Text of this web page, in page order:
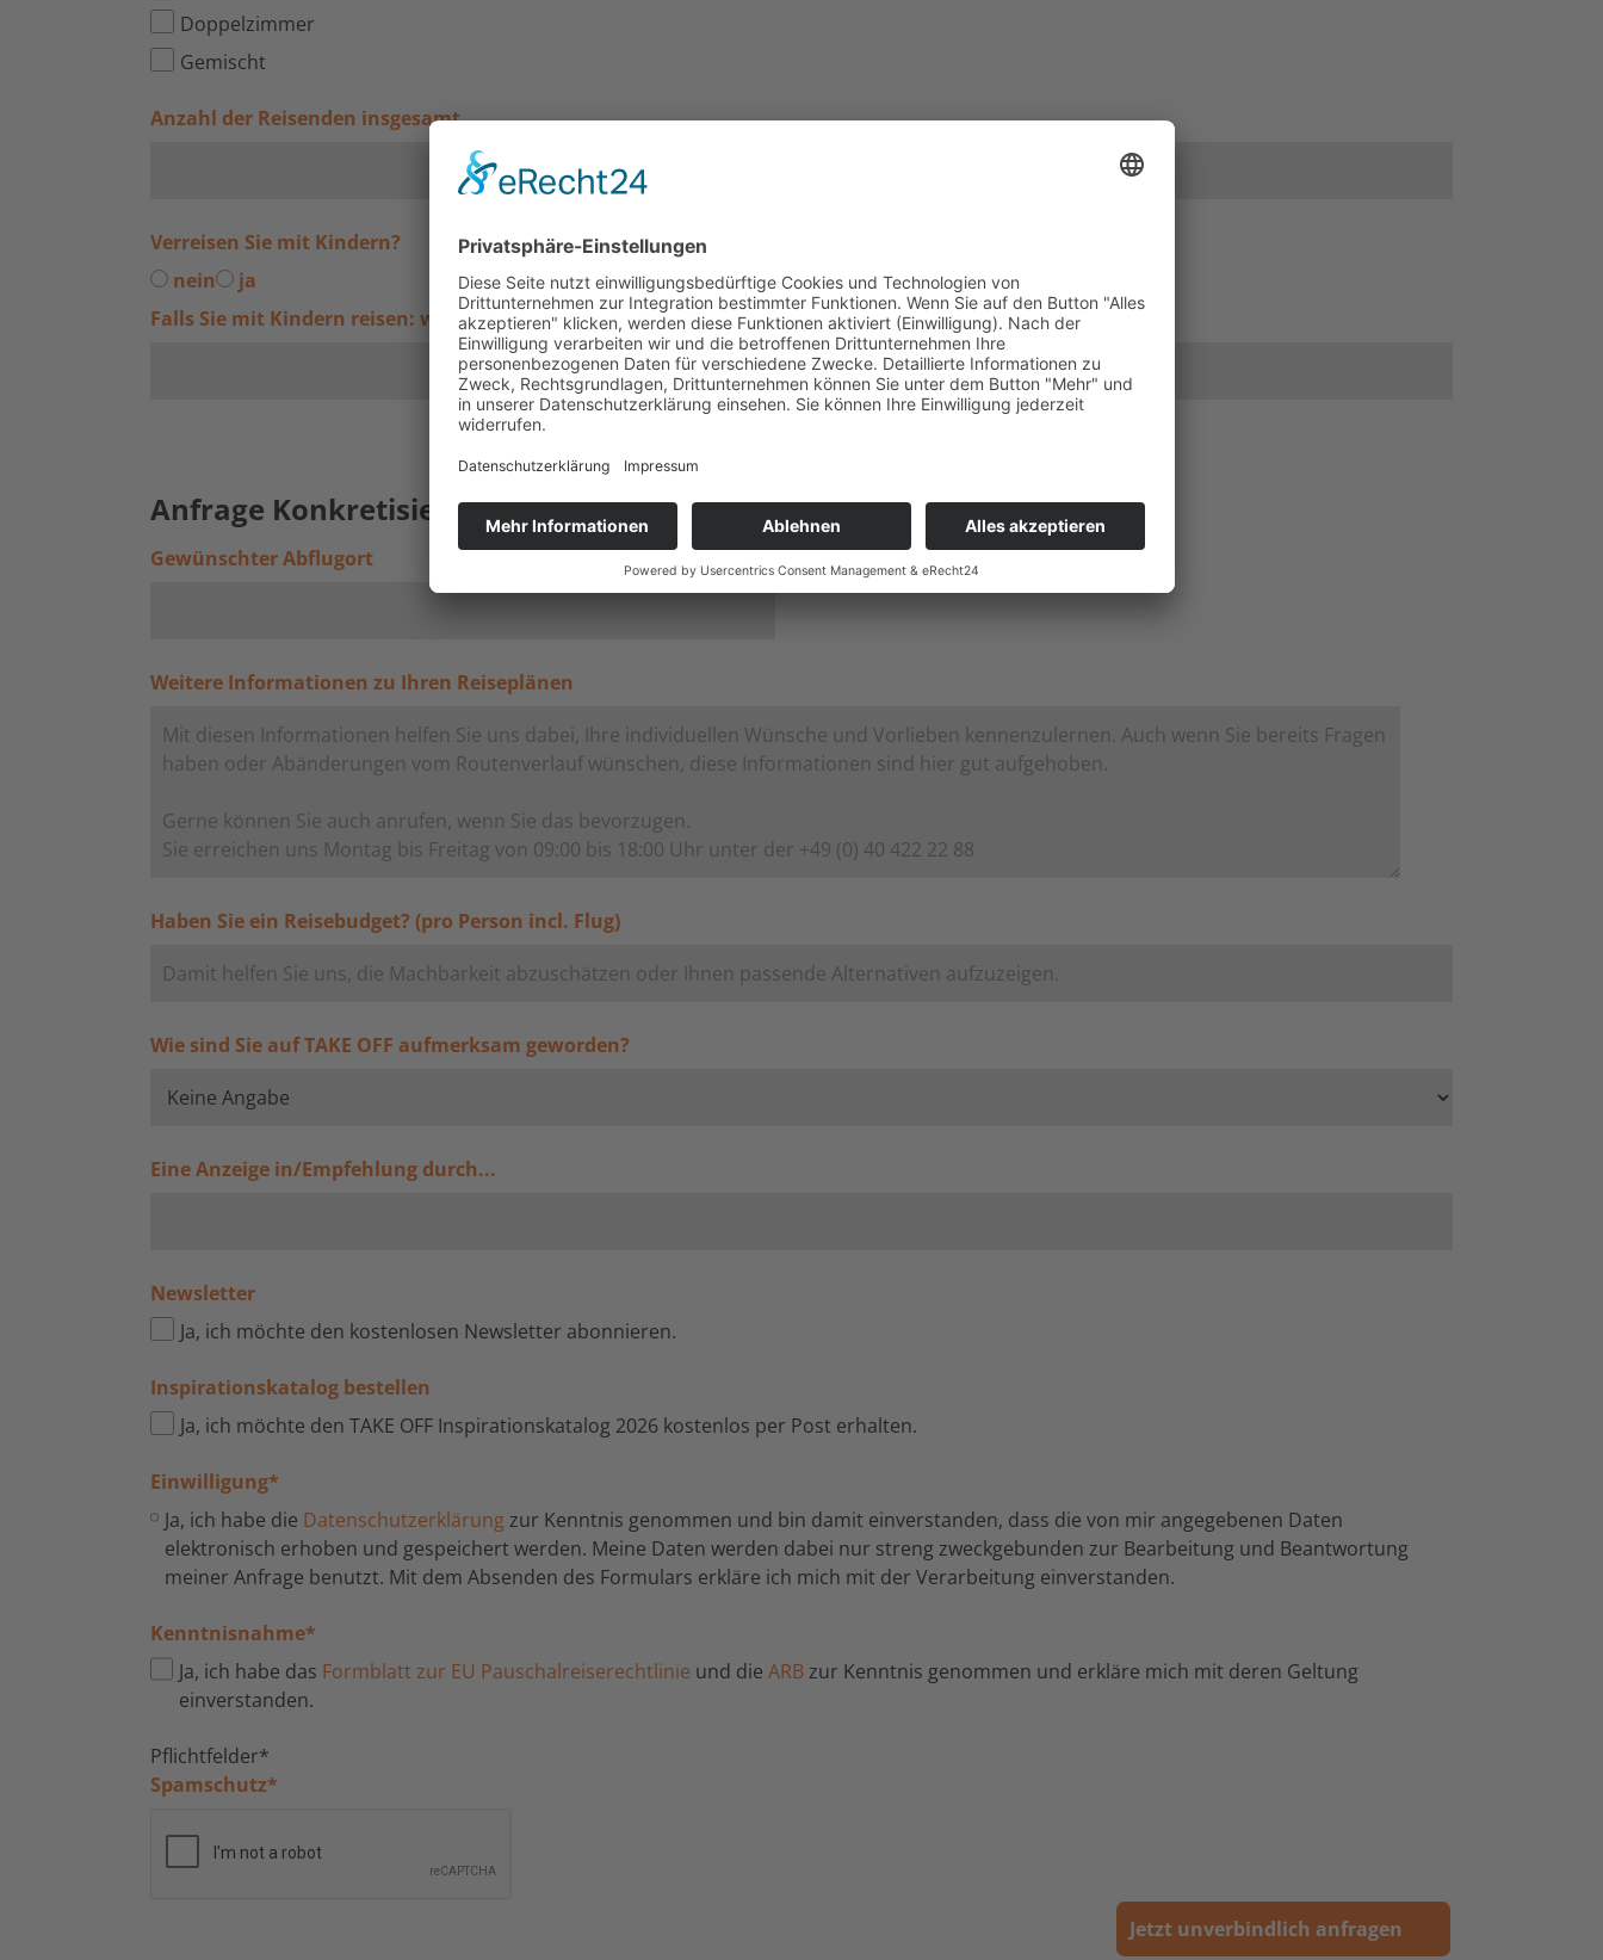
Doppelzimmer
Gemischt
Anzahl der Reisenden insgesamt
Verreisen Sie mit Kindern?
nein
ja
Falls Sie mit Kindern reisen: wie alt sind Ihre Kinder am Rückreisetag?
Anfrage Konkretisieren (freiwillig und unverbindlich)
Gewünschter Abflugort
Weitere Informationen zu Ihren Reiseplänen
Haben Sie ein Reisebudget? (pro Person incl. Flug)
Wie sind Sie auf TAKE OFF aufmerksam geworden?
Eine Anzeige in/Empfehlung durch...
Newsletter
Ja, ich möchte den kostenlosen Newsletter abonnieren.
Inspirationskatalog bestellen
Ja, ich möchte den TAKE OFF Inspirationskatalog 2026 kostenlos per Post erhalten.
Einwilligung*
Ja, ich habe die Datenschutzerklärungzur Kenntnis genommen und bin damit einverstanden, dass die von mir angegebenen Daten
elektronisch erhoben und gespeichert werden. Meine Daten werden dabei nur streng zweckgebunden zur Bearbeitung und Beantwortung
meiner Anfrage benutzt. Mit dem Absenden des Formulars erkläre ich mich mit der Verarbeitung einverstanden.
Kenntnisnahme*
Ja, ich habe das Formblatt zur EU Pauschalreiserechtlinie und dieARBzur Kenntnis genommen und erkläre mich mit deren Geltung
einverstanden.
Pflichtfelder*
Spamschutz*